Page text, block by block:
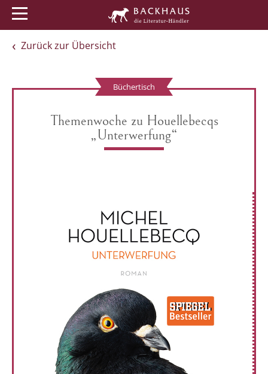
Zurück zur Übersicht
Büchertisch
Themenwoche zu Houellebecqs
„Unterwerfung“